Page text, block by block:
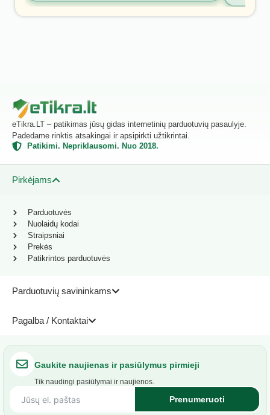
eTikra.LT – patikimas jūsų gidas internetinių parduotuvių pasaulyje.
Padedame rinktis atsakingai ir apsipirkti užtikrintai.
Patikimi. Nepriklausomi. Nuo 2018.
Pirkėjams
Parduotuvių savininkams
Pagalba / Kontaktai
Parduotuvės
Nuolaidų kodai
Straipsniai
Prekės
Patikrintos parduotuvės
Gaukite naujienas ir pasiūlymus pirmieji
Tik naudingi pasiūlymai ir naujienos.
Prenumeruoti